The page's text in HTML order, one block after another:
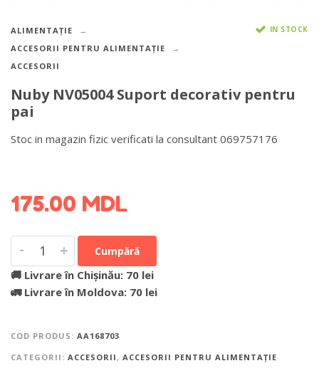
ALIMENTAȚIE
ACCESORII PENTRU ALIMENTAȚIE
ACCESORII
IN STOCK
Nuby NV05004 Suport decorativ pentru
pai
Stoc in magazin fizic verificati la consultant 069757176
175.00 MDL
- + Cumpără
🚚 Livrare în Chișinău: 70 lei
🚛 Livrare în Moldova: 70 lei
COD PRODUS: AA168703
CATEGORII: ACCESORII , ACCESORII PENTRU ALIMENTAȚIE